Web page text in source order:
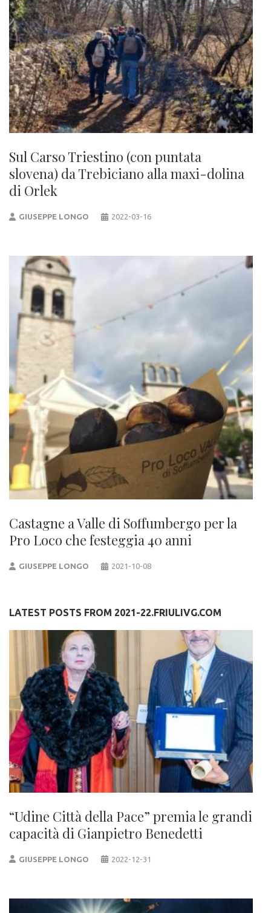
Sul Carso Triestino (con puntata
slovena) da Trebiciano alla maxi-dolina
di Orlek
GIUSEPPE LONGO 2022-03-16
Castagne a Valle di Soffumbergo per la
Pro Loco che festeggia 40 anni
GIUSEPPE LONGO 2021-10-08
LATEST POSTS FROM 2021-22.FRIULIVG.COM
“Udine Città della Pace” premia le grandi
capacità di Gianpietro Benedetti
GIUSEPPE LONGO 2022-12-31